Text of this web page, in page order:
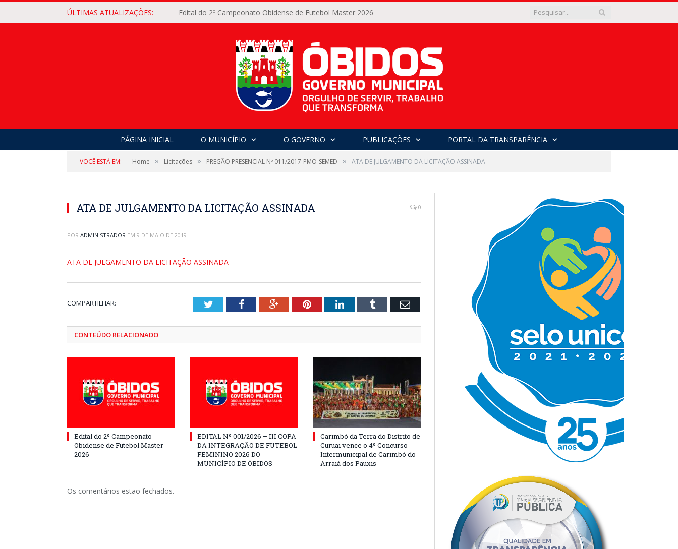
ÚLTIMAS ATUALIZAÇÕES: Edital do 2º Campeonato Obidense de Futebol Master 2026
PÁGINA INICIAL O MUNICÍPIO O GOVERNO PUBLICAÇÕES PORTAL DA TRANSPARÊNCIA
VOCÊ ESTÁ EM: Home » Licitações » PREGÃO PRESENCIAL Nº 011/2017-PMO-SEMED » ATA DE JULGAMENTO DA LICITAÇÃO ASSINADA
ATA DE JULGAMENTO DA LICITAÇÃO ASSINADA 0
POR ADMINISTRADOR EM 9 DE MAIO DE 2019
ATA DE JULGAMENTO DA LICITAÇÃO ASSINADA
COMPARTILHAR: TwitterFacebookGoogle+PinterestLinkedInTumblr Email
CONTEÚDO RELACIONADO
Edital do 2º Campeonato
Obidense de Futebol Master
2026
EDITAL Nº 001/2026 – III COPA
DA INTEGRAÇÃO DE FUTEBOL
FEMININO 2026 DO
MUNICÍPIO DE ÓBIDOS
Carimbó da Terra do Distrito de
Curuai vence o 4º Concurso
Intermunicipal de Carimbó do
Arraiá dos Pauxis
Os comentários estão fechados.